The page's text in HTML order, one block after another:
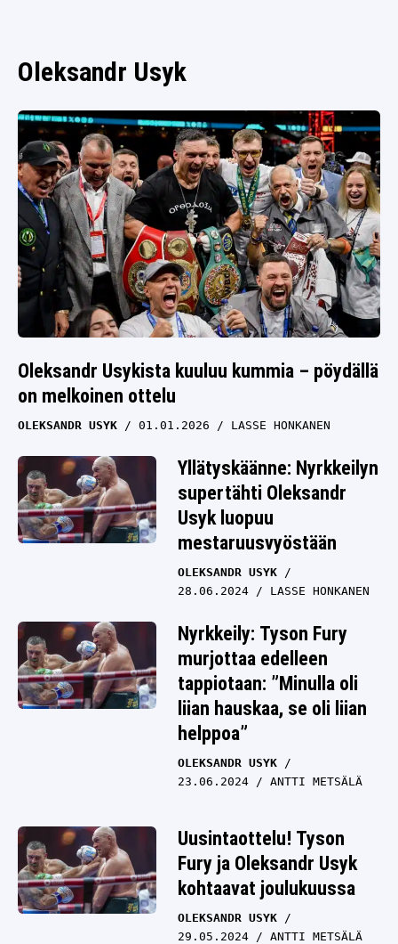
Oleksandr Usyk
Oleksandr Usykista kuuluu kummia – pöydällä
on melkoinen ottelu
OLEKSANDR USYK 01.01.2026 LASSE HONKANEN
Yllätyskäänne: Nyrkkeilyn
supertähti Oleksandr
Usyk luopuu
mestaruusvyöstään
OLEKSANDR USYK
28.06.2024
LASSE HONKANEN
Nyrkkeily: Tyson Fury
murjottaa edelleen
tappiotaan: ”Minulla oli
liian hauskaa, se oli liian
helppoa”
OLEKSANDR USYK
23.06.2024
ANTTI METSÄLÄ
Uusintaottelu! Tyson
Fury ja Oleksandr Usyk
kohtaavat joulukuussa
OLEKSANDR USYK
29.05.2024
ANTTI METSÄLÄ